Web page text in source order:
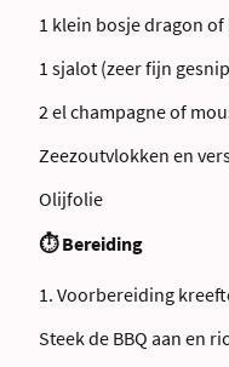
1 klein bosje dragon
1 sjalot (zeer fijn
2 el champagne of
Zeezoutvlokken en
Olijfolie
⏱ Bereiding
1. Voorbereiding
Steek de BBQ aan en